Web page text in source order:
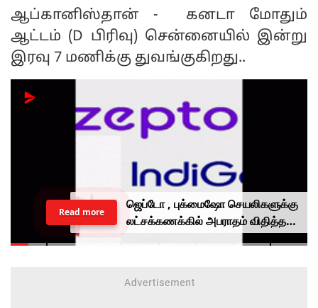
ஆப்கானிஸ்தான் - கனடா மோதும்
ஆட்டம் (D பிரிவு) சென்னையில் இன்று
இரவு 7 மணிக்கு துவங்குகிறது..
ஜெப்டோ , புக்மைஷோ செயலிகளுக்கு
லட்சக்கணக்கில் அபராதம் விதித்த
மத்திய அரசு.. என்ன காரணம்?
Read more